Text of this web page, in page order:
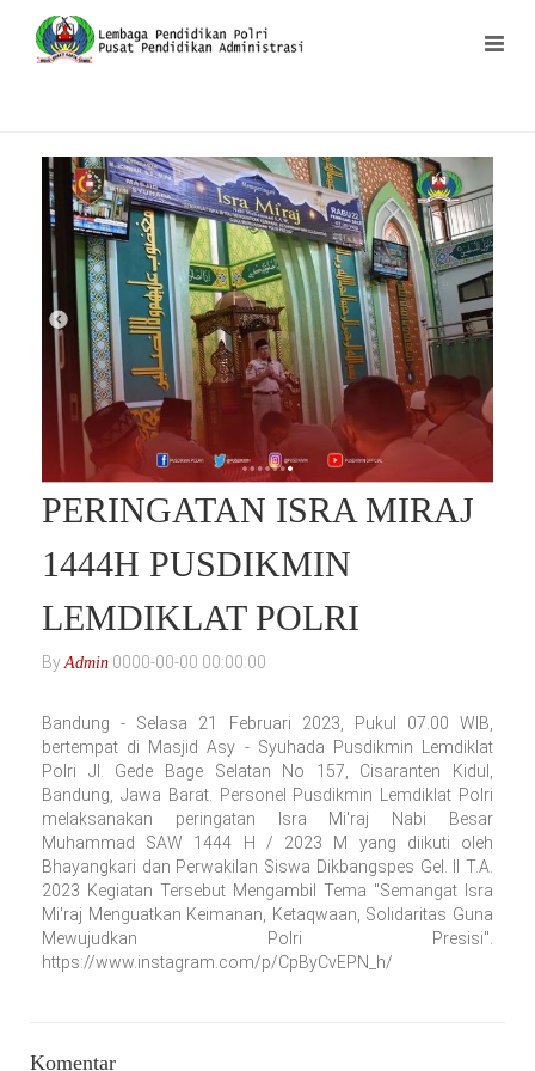
PERINGATAN ISRA MIRAJ
1444H PUSDIKMIN
LEMDIKLAT POLRI
ByAdmin 0000-00-00 00:00:00
Bandung - Selasa 21 Februari 2023, Pukul 07.00 WIB,
bertempat di Masjid Asy - Syuhada Pusdikmin Lemdiklat
Polri Jl. Gede Bage Selatan No 157, Cisaranten Kidul,
Bandung, Jawa Barat. Personel Pusdikmin Lemdiklat Polri
melaksanakan peringatan Isra Mi'raj Nabi Besar
Muhammad SAW 1444 H / 2023 M yang diikuti oleh
Bhayangkari dan Perwakilan Siswa Dikbangspes Gel. II T.A.
2023 Kegiatan Tersebut Mengambil Tema "Semangat Isra
Mi'raj Menguatkan Keimanan, Ketaqwaan, Solidaritas Guna
Mewujudkan Polri Presisi".
https://www.instagram.com/p/CpByCvEPN_h/
Komentar